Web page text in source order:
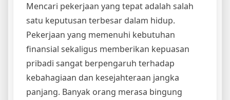
Mencari pekerjaan yang tepat adalah salah
satu keputusan terbesar dalam hidup.
Pekerjaan yang memenuhi kebutuhan
finansial sekaligus memberikan kepuasan
pribadi sangat berpengaruh terhadap
kebahagiaan dan kesejahteraan jangka
panjang. Banyak orang merasa bingung